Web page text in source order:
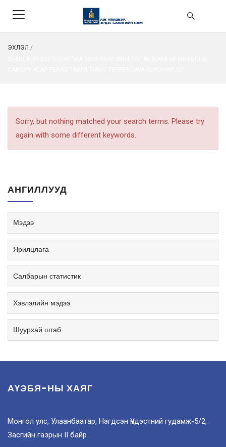
ЭХЛЭЛ /
Sorry, but nothing matched your search terms. Please try
again with some different keywords.
АНГИЛЛУУД
Мэдээ
Ярилцлага
Салбарын статистик
Хэвлэлийн мэдээ
Шуурхай штаб
АҮЭБЯ-НЫ ХАЯГ
Монгол улс, Улаанбаатар, Нэгдсэн Үндэстний гудамж-5/2,
Засгийн газрын II байр